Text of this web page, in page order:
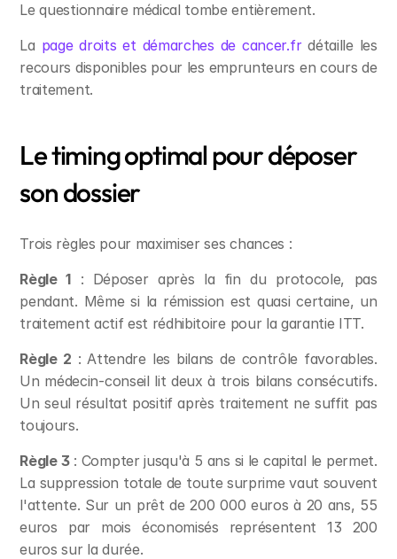
Le questionnaire médical tombe entièrement.
La page droits et démarches de cancer.fr détaille les
recours disponibles pour les emprunteurs en cours de
traitement.
Le timing optimal pour déposer
son dossier
Trois règles pour maximiser ses chances :
Règle 1 : Déposer après la fin du protocole, pas
pendant. Même si la rémission est quasi certaine, un
traitement actif est rédhibitoire pour la garantie ITT.
Règle 2 : Attendre les bilans de contrôle favorables.
Un médecin-conseil lit deux à trois bilans consécutifs.
Un seul résultat positif après traitement ne suffit pas
toujours.
Règle 3 : Compter jusqu'à 5 ans si le capital le permet.
La suppression totale de toute surprime vaut souvent
l'attente. Sur un prêt de 200 000 euros à 20 ans, 55
euros par mois économisés représentent 13 200
euros sur la durée.